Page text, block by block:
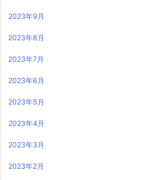
2023年9月
2023年8月
2023年7月
2023年6月
2023年5月
2023年4月
2023年3月
2023年2月